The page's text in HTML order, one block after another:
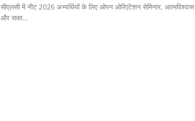
सीएलसी में नीट 2026 अभ्यर्थियों के लिए ओपन ओरिएंटेशन सेमिनार, आत्मविश्वास
और सका...